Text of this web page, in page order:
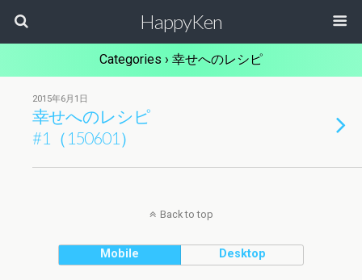
HappyKen
Categories › 幸せへのレシピ
2015年6月1日
幸せへのレシピ
#1（150601）
Back to top
Mobile Desktop